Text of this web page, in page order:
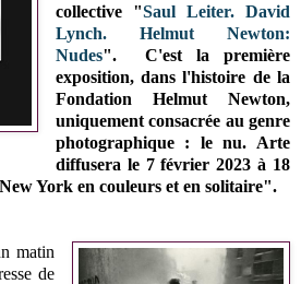
collective "Saul Leiter. David
Lynch. Helmut Newton:
Nudes".
C'est la première
exposition, dans l'histoire de la
Fondation Helmut Newton,
uniquement consacrée au genre
photographique : le nu. Arte
diffusera le 7 février 2023 à 18
York en couleurs et en solitaire".
matin
de